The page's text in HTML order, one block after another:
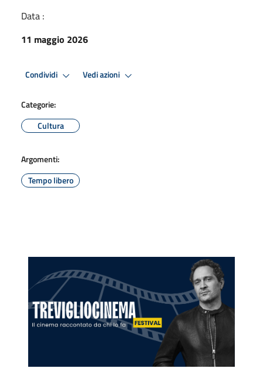
Data :
11 maggio 2026
Condividi Vedi azioni
Categorie:
Cultura
Argomenti:
Tempo libero